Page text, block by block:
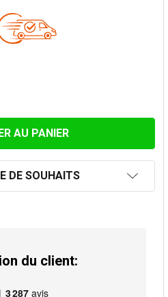
DE REDUCTION, BLEUI,
LA QUANTITÉ DE
DE SOUHAITS
du client: